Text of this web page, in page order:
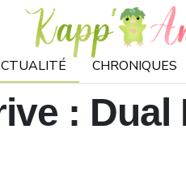
CHRONIQUES
: Dual